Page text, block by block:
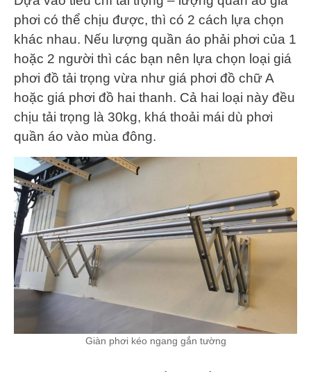
phơi có thể chịu được, thì có 2 cách lựa chọn
khác nhau. Nếu lượng quần áo phải phơi của 1
hoặc 2 người thì các bạn nên lựa chọn loại giá
phơi đồ tải trọng vừa như giá phơi đồ chữ A
hoặc giá phơi đồ hai thanh. Cả hai loại này đều
chịu tải trọng là 30kg, khá thoải mái dù phơi
quần áo vào mùa đông.
Giàn phơi kéo ngang gắn tường